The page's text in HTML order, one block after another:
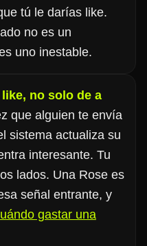
tú le darías like.
no es un
uno inestable.
no solo de a
que alguien te envía
sistema actualiza su
interesante. Tu
lados. Una Rose es
señal entrante, y
gastar una